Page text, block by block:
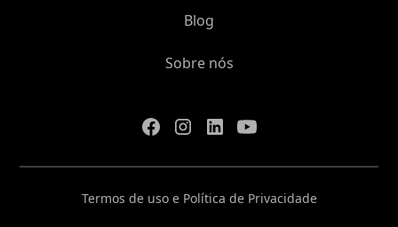
Blog
Sobre nós
Termos de uso e Política de Privacidade